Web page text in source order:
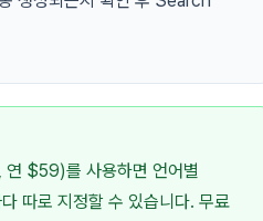
$59)를 사용하면 언어별
따로 지정할 수 있습니다. 무료